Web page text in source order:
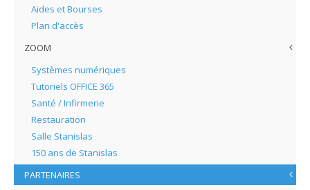
Aides et Bourses
Plan d'accès
ZOOM
Systèmes numériques
Tutoriels OFFICE 365
Santé / Infirmerie
Restauration
Salle Stanislas
150 ans de Stanislas
PARTENAIRES